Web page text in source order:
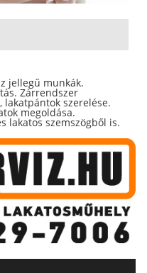
jellegű munkák.
Zárrendszer
lakatpántok szerelése.
megoldása.
lakatos szemszögből is.